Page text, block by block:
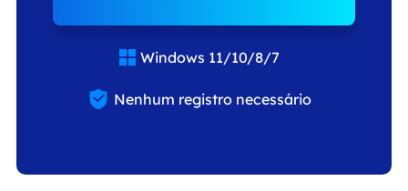
 Windows 11/10/8/7
 Nenhum registro necessário